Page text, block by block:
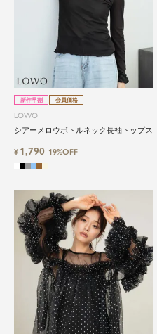
新作早割 会員価格
LOWO
シアーメロウボトルネック長袖トップス
¥ 1,790 19%OFF